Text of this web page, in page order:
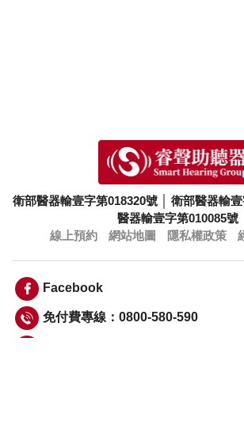
衛部醫器輸壹字第018320號 衛部醫器輸
醫器輸壹字第010085號
線上預約
網站地圖 隱私權政策
Facebook
免付費專線：0800-580-590